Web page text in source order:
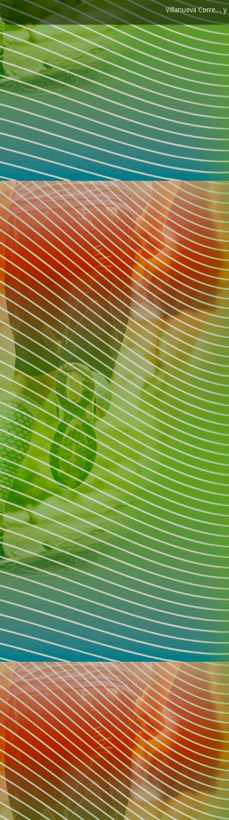
Villanueva Corre...